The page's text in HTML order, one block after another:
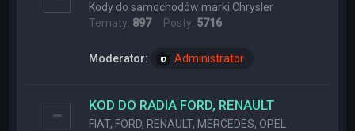
Kody do samochodów marki Chrysler
Tematy: 897Posty: 5716
Moderator: Administrator
KOD DO RADIA FORD, RENAULT
FIAT, FORD, RENAULT, MERCEDES, OPEL